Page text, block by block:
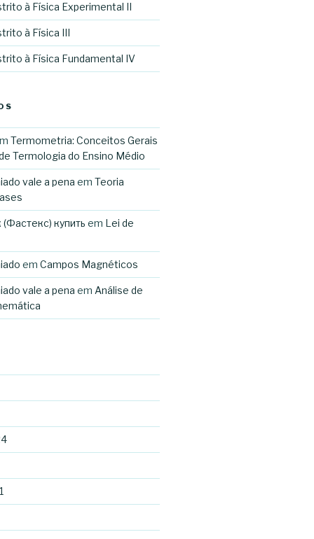
à Física Experimental II
à Física III
à Física Fundamental IV
Termometria: Conceitos Gerais
Termologia do Ensino Médio
vale a pena em Teoria
купить em Lei de
em Campos Magnéticos
vale a pena em Análise de